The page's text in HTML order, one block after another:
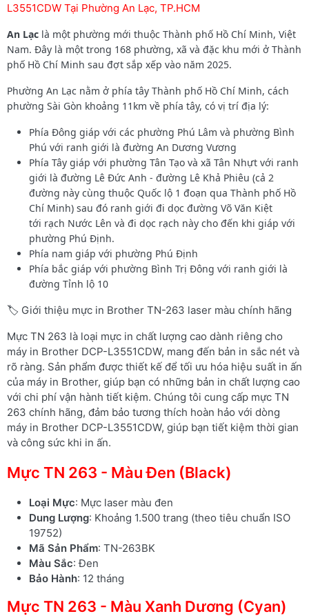
L3551CDW Tại Phường An Lạc, TP.HCM
An Lạc là một phường mới thuộc Thành phố Hồ Chí Minh, Việt
Nam. Đây là một trong 168 phường, xã và đặc khu mới ở Thành
phố Hồ Chí Minh sau đợt sắp xếp vào năm 2025.
Phường An Lạc nằm ở phía tây Thành phố Hồ Chí Minh, cách
phường Sài Gòn khoảng 11km về phía tây, có vị trí địa lý:
Phía Đông giáp với các phường Phú Lâm và phường Bình
Phú với ranh giới là đường An Dương Vương
Phía Tây giáp với phường Tân Tạo và xã Tân Nhựt với ranh
giới là đường Lê Đức Anh - đường Lê Khả Phiêu (cả 2
đường này cùng thuộc Quốc lộ 1 đoạn qua Thành phố Hồ
Chí Minh) sau đó ranh giới đi dọc đường Võ Văn Kiệt
tới rạch Nước Lên và đi dọc rạch này cho đến khi giáp với
phường Phú Định.
Phía nam giáp với phường Phú Định
Phía bắc giáp với phường Bình Trị Đông với ranh giới là
đường Tỉnh lộ 10
🏷️ Giới thiệu mực in Brother TN-263 laser màu chính hãng
Mực TN 263 là loại mực in chất lượng cao dành riêng cho
máy in Brother DCP-L3551CDW, mang đến bản in sắc nét và
rõ ràng. Sản phẩm được thiết kế để tối ưu hóa hiệu suất in ấn
của máy in Brother, giúp bạn có những bản in chất lượng cao
với chi phí vận hành tiết kiệm. Chúng tôi cung cấp mực TN
263 chính hãng, đảm bảo tương thích hoàn hảo với dòng
máy in Brother DCP-L3551CDW, giúp bạn tiết kiệm thời gian
và công sức khi in ấn.
Mực TN 263 - Màu Đen (Black)
Loại Mực: Mực laser màu đen
Dung Lượng: Khoảng 1.500 trang (theo tiêu chuẩn ISO
19752)
Mã Sản Phẩm: TN-263BK
Màu Sắc: Đen
Bảo Hành: 12 tháng
Mực TN 263 - Màu Xanh Dương (Cyan)